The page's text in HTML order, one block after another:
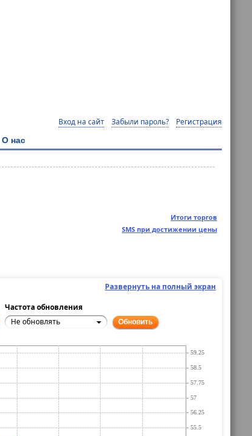
Вход на сайт Забыли пароль? Регистрация
О нас
Итоги торгов
SMS при достижении цены
Развернуть на полный экран
Частота обновления
Не обновлять Обновить